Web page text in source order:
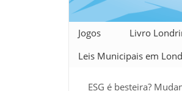
Jogos Livro
Leis Municipais em
ESG é besteira?